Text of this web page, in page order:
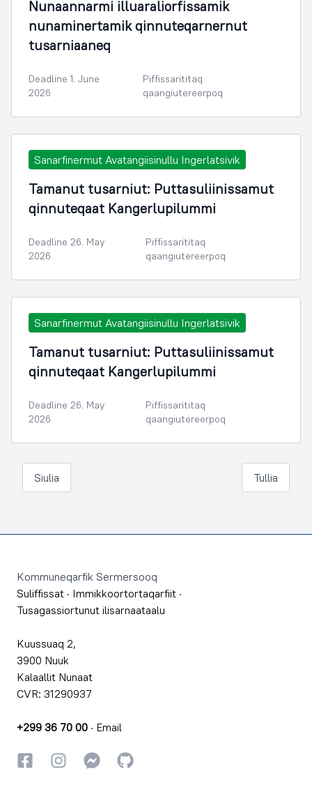
Nunaannarmi illuaraliorfissamik
nunaminertamik qinnuteqarnernut
tusarniaaneq
Deadline 1. June
2026
Piffissarititaq
qaangiutereerpoq
Sanarfinermut Avatangiisinullu Ingerlatsivik
Tamanut tusarniut: Puttasuliinissamut
qinnuteqaat Kangerlupilummi
Deadline 26. May
2026
Piffissarititaq
qaangiutereerpoq
Sanarfinermut Avatangiisinullu Ingerlatsivik
Tamanut tusarniut: Puttasuliinissamut
qinnuteqaat Kangerlupilummi
Deadline 26. May
2026
Piffissarititaq
qaangiutereerpoq
Siulia Tullia
Kommuneqarfik Sermersooq
Suliffissat · Immikkoortortaqarfiit ·
Tusagassiortunut ilisarnaataalu
Kuussuaq 2,
3900 Nuuk
Kalaallit Nunaat
CVR: 31290937
+299 36 70 00 · Email
FacebookkiInstagrammiInstagrammi
GitHub